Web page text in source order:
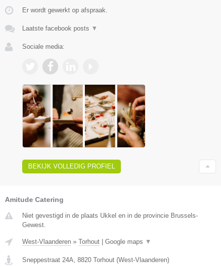
Er wordt gewerkt op afspraak.
Laatste facebook posts ▼
Sociale media:
BEKIJK VOLLEDIG PROFIEL
Amitude Catering
Niet gevestigd in de plaats Ukkel en in de provincie Brussels-
Gewest.
West-Vlaanderen » Torhout | Google maps ▼
Sneppestraat 24A 8820 Torhout (West-Vlaanderen)